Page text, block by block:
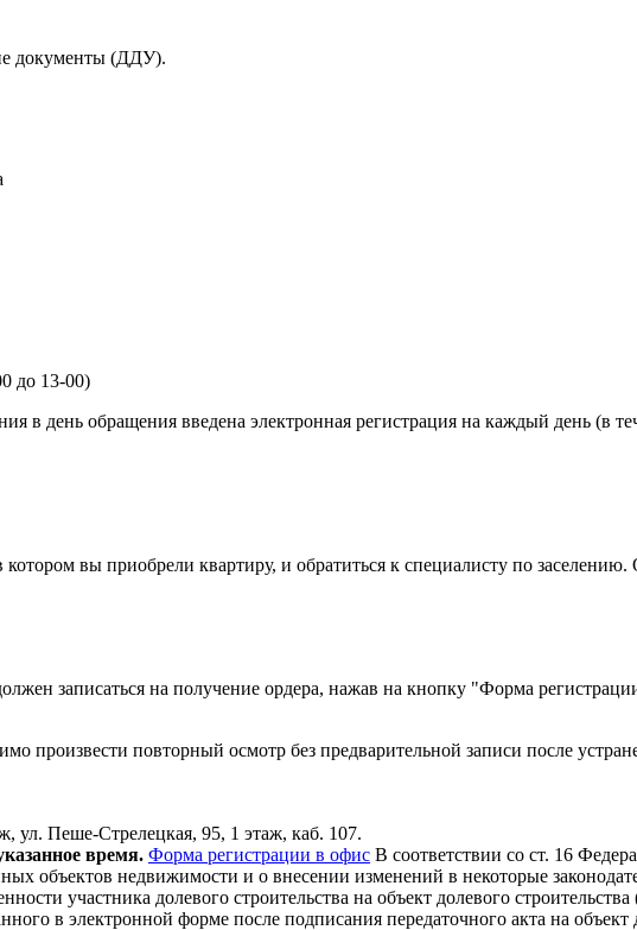
документы (ДДУ).
до 13-00)
в день обращения введена электронная регистрация на каждый день (в
вы приобрели квартиру, и обратиться к специалисту по
записаться на получение ордера, нажав на кнопку "Форма
произвести повторный осмотр без предварительной записи после
ул. Пеше-Стрелецкая, 95, 1 этаж, каб. 107.
время. Форма регистрации в офис В соответствии со ст. 16
объектов недвижимости и о внесении изменений в некоторые
участника долевого строительства на объект долевого
в электронной форме после подписания передаточного акта на объект